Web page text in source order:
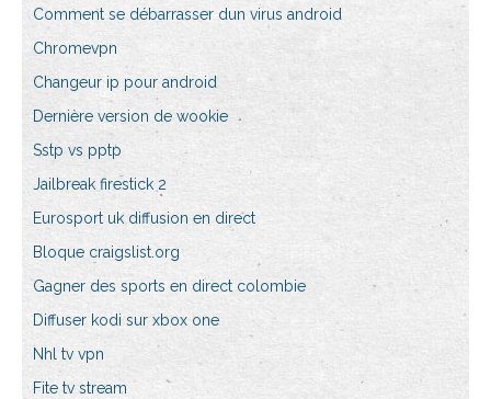
Comment se débarrasser dun virus android
Chromevpn
Changeur ip pour android
Dernière version de wookie
Sstp vs pptp
Jailbreak firestick 2
Eurosport uk diffusion en direct
Bloque craigslist.org
Gagner des sports en direct colombie
Diffuser kodi sur xbox one
Nhl tv vpn
Fite tv stream